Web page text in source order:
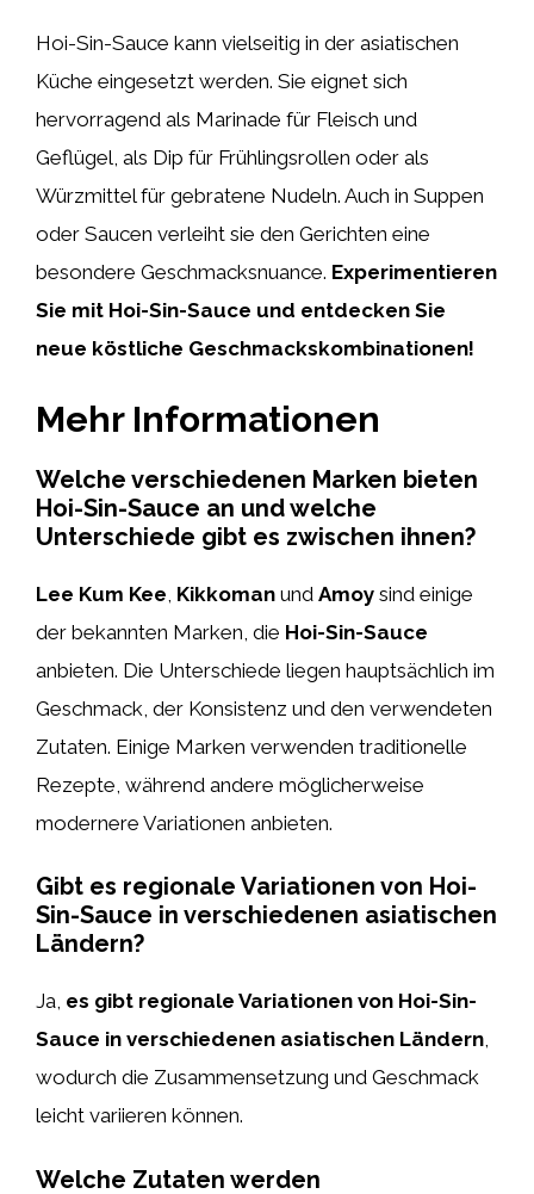
Hoi-Sin-Sauce kann vielseitig in der asiatischen
Küche eingesetzt werden. Sie eignet sich
hervorragend als Marinade für Fleisch und
Geflügel, als Dip für Frühlingsrollen oder als
Würzmittel für gebratene Nudeln. Auch in Suppen
oder Saucen verleiht sie den Gerichten eine
besondere Geschmacksnuance. Experimentieren
Sie mit Hoi-Sin-Sauce und entdecken Sie
neue köstliche Geschmackskombinationen!
Mehr Informationen
Welche verschiedenen Marken bieten
Hoi-Sin-Sauce an und welche
Unterschiede gibt es zwischen ihnen?
Lee Kum Kee Kikkoman und Amoy sind einige
der bekannten Marken, die Hoi-Sin-Sauce
anbieten. Die Unterschiede liegen hauptsächlich im
Geschmack, der Konsistenz und den verwendeten
Zutaten. Einige Marken verwenden traditionelle
Rezepte, während andere möglicherweise
modernere Variationen anbieten.
Gibt es regionale Variationen von Hoi-
Sin-Sauce in verschiedenen asiatischen
Ländern?
Ja, es gibt regionale Variationen von Hoi-Sin-
Sauce in verschiedenen asiatischen Ländern,
wodurch die Zusammensetzung und Geschmack
leicht variieren können.
Welche Zutaten werden